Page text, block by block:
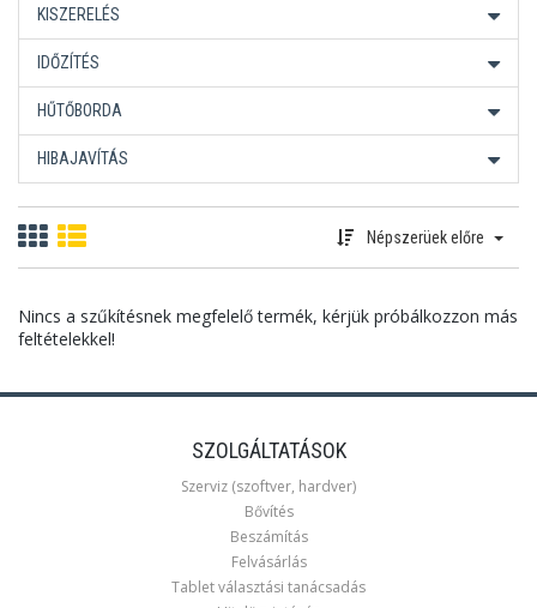
KISZERELÉS
IDŐZÍTÉS
HŰTŐBORDA
HIBAJAVÍTÁS
Népszerüek előre
Nincs a szűkítésnek megfelelő termék, kérjük próbálkozzon más
feltételekkel!
SZOLGÁLTATÁSOK
Szerviz (szoftver, hardver)
Bővítés
Beszámítás
Felvásárlás
Tablet választási tanácsadás